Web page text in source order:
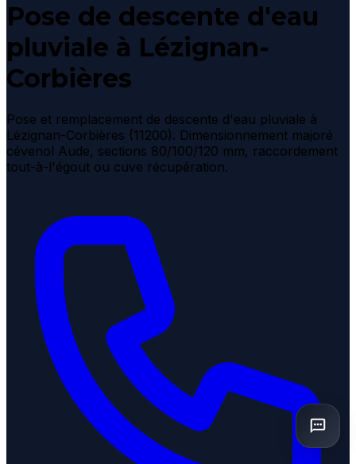
Pose de descente d'eau
pluviale à Lézignan-
Corbières
Pose et remplacement de descente d'eau pluviale à
Lézignan-Corbières (11200). Dimensionnement majoré
cévenol Aude, sections 80/100/120 mm, raccordement
tout-à-l'égout ou cuve récupération.